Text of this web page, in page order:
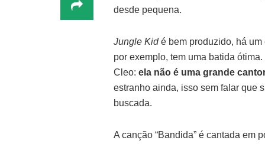
desde pequena.
Jungle Kidé bem produzido, há um
por exemplo, tem uma batida
Cleo: ela não é uma grande
estranho ainda, isso sem falar que
buscada.
A canção “Bandida” é cantada em